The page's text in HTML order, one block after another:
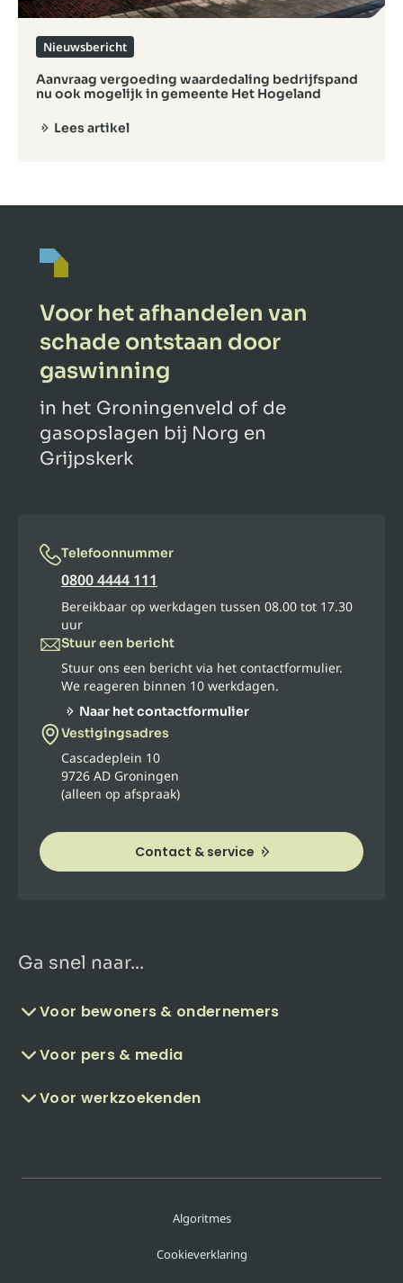
Aanvraag vergoeding waardedaling bedrijfspand
nu ook mogelijk in gemeente Het Hogeland
Nieuwsbericht
Lees artikel
Voor het afhandelen van
schade ontstaan door
gaswinning
in het Groningenveld of de
gasopslagen bij Norg en
Grijpskerk
Telefoonnummer
0800 4444 111
Bereikbaar op werkdagen tussen 08.00 tot 17.30
uur
Stuur een bericht
Stuur ons een bericht via het contactformulier.
We reageren binnen 10 werkdagen.
Naar het contactformulier
Vestigingsadres
Cascadeplein 10
9726 AD Groningen
(alleen op afspraak)
Contact & service
Ga snel naar...
Voor bewoners & ondernemers
Voor pers & media
Voor werkzoekenden
Algoritmes
Cookieverklaring